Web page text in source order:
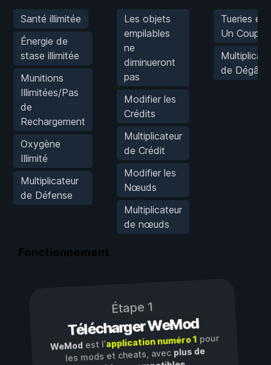
Santé illimitée
Énergie de
stase illimitée
Munitions
Illimitées/Pas
de
Rechargement
Oxygène
Illimité
Multiplicateur
de Défense
Les objets
empilables
ne
diminueront
pas
Modifier les
Crédits
Multiplicateur
de Crédit
Modifier les
Nœuds
Multiplicateur
de nœuds
Tueries en
Un Coup
de Dégâts
Fonctionnement
Étape 1
Télécharger WeMod
WeModest l’application numéro 1pour
les mods et cheats, avec plus de